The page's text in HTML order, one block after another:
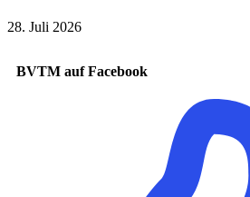
28. Juli 2026
BVTM auf Facebook